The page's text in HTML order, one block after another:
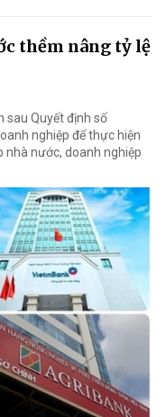
thềm nâng tỷ lệ
sau Quyết định số
nghiệp để thực hiện
nhà nước, doanh nghiệp